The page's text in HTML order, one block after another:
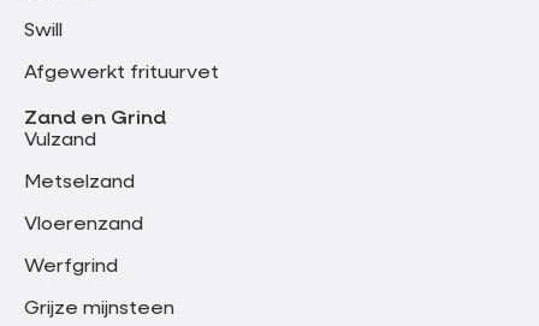
Swill
Afgewerkt frituurvet
Zand en Grind
Vulzand
Metselzand
Vloerenzand
Werfgrind
Grijze mijnsteen